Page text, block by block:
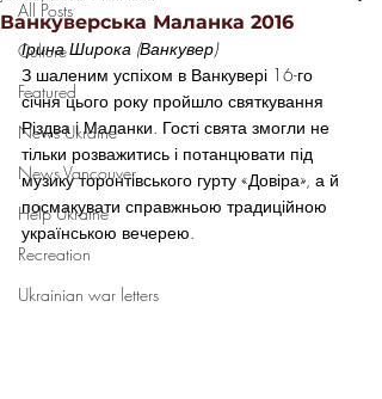
All Posts
Culture
Featured
News Ukraine
News Vancouver
Help Ukraine
Recreation
Ukrainian war letters
Ванкуверська Маланка 2016
Ірина Широка (Ванкувер)
З шаленим успіхом в Ванкувері 16-го
січня цього року пройшло святкування
Різдва і Маланки. Гості свята змогли не
тільки розважитись і потанцювати під
музику торонтівського гурту «Довіра», а й
посмакувати справжньою традиційною
українською вечерею.